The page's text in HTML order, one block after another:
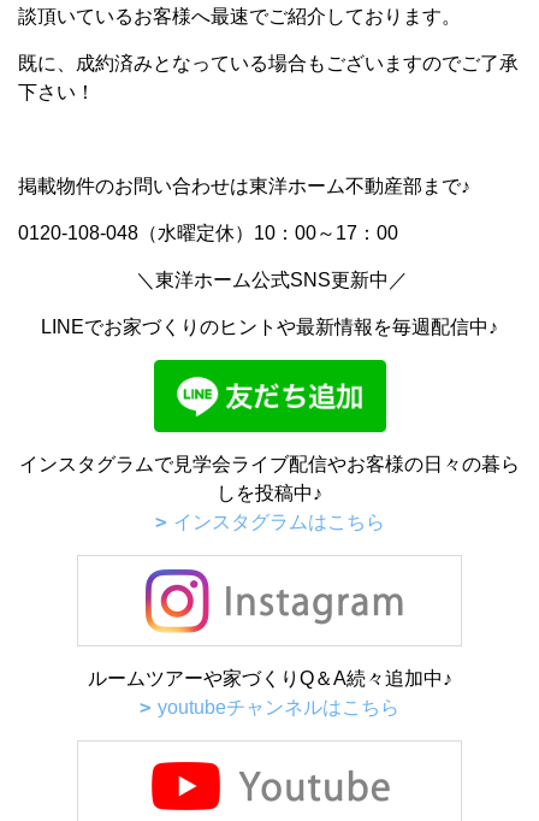
談頂いているお客様へ最速でご紹介しております。
既に、成約済みとなっている場合もございますのでご了承
下さい！
掲載物件のお問い合わせは東洋ホーム不動産部まで♪
0120-108-048（水曜定休）10：00～17：00
＼東洋ホーム公式SNS更新中／
LINEでお家づくりのヒントや最新情報を毎週配信中♪
インスタグラムで見学会ライブ配信やお客様の日々の暮ら
しを投稿中♪
インスタグラムはこちら
ルームツアーや家づくりQ＆A続々追加中♪
youtubeチャンネルはこちら